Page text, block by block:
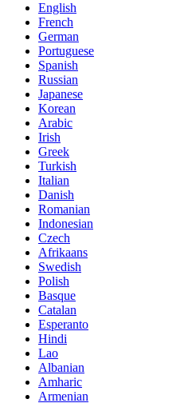
English
French
German
Portuguese
Spanish
Russian
Japanese
Korean
Arabic
Irish
Greek
Turkish
Italian
Danish
Romanian
Indonesian
Czech
Afrikaans
Swedish
Polish
Basque
Catalan
Esperanto
Hindi
Lao
Albanian
Amharic
Armenian